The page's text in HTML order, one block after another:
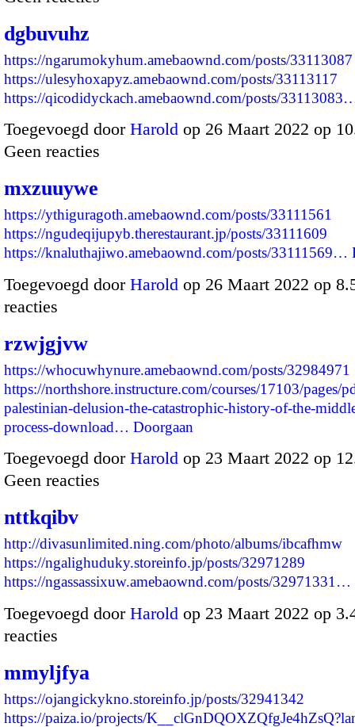
dgbuvuhz
https://ngarumokyhum.amebaownd.com/posts/33113087
https://ulesyhoxapyz.amebaownd.com/posts/33113117
https://qicodidyckach.amebaownd.com/posts/
Toegevoegd door Harold op 26 Maart 2022 op
Geen reacties
mxzuuywe
https://ythiguragoth.amebaownd.com/posts/33111561
https://ngudeqijupyb.therestaurant.jp/posts/33111609
https://knaluthajiwo.amebaownd.com/posts/33111569…
Toegevoegd door Harold op 26 Maart 2022 op
reacties
rzwjgjvw
https://whocuwhynure.amebaownd.com/posts/32984971
https://northshore.instructure.com/courses/17103/pages/
palestinian-delusion-the-catastrophic-history-of-the-
process-download… Doorgaan
Toegevoegd door Harold op 23 Maart 2022 op
Geen reacties
nttkqibv
http://divasunlimited.ning.com/photo/albums/ibcafhmw
https://ngalighuduky.storeinfo.jp/posts/32971289
https://ngassassixuw.amebaownd.com/posts/32971331…
Toegevoegd door Harold op 23 Maart 2022 op
reacties
mmyljfya
https://ojangickykno.storeinfo.jp/posts/32941342
https://paiza.io/projects/